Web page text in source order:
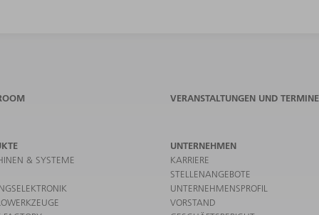
VERANSTALTUNGEN UND TERMINE
& SYSTEME
UNTERNEHMEN
KARRIERE
STELLENANGEBOTE
UNTERNEHMENSPROFIL
VORSTAND